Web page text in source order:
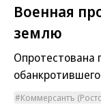
Военная
землю
Коммерсантъ